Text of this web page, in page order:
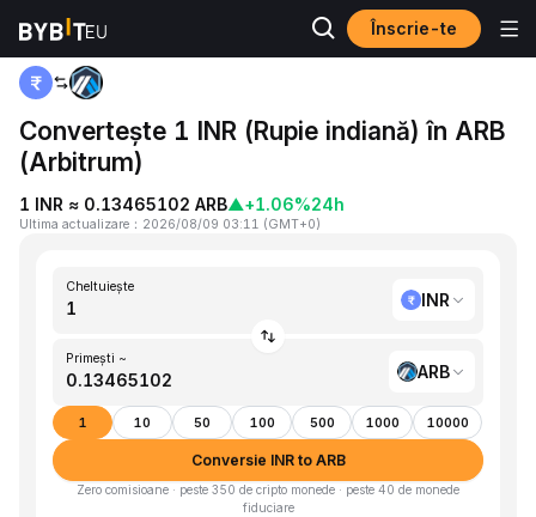
Înscrie-te
Acasă INR to ARB
Convertește 1 INR (Rupie indiană) în ARB
(Arbitrum)
1 INR ≈ 0.13465102 ARB▲+1.06%24h
Ultima actualizare ： 2026/08/09 03:11 (GMT+0)
Cheltuiește
INR
Primești ~
ARB
1 10 50 100 500 1000 10000
Conversie INR to ARB
Zero comisioane · peste 350 de cripto monede · peste 40 de monede
fiduciare